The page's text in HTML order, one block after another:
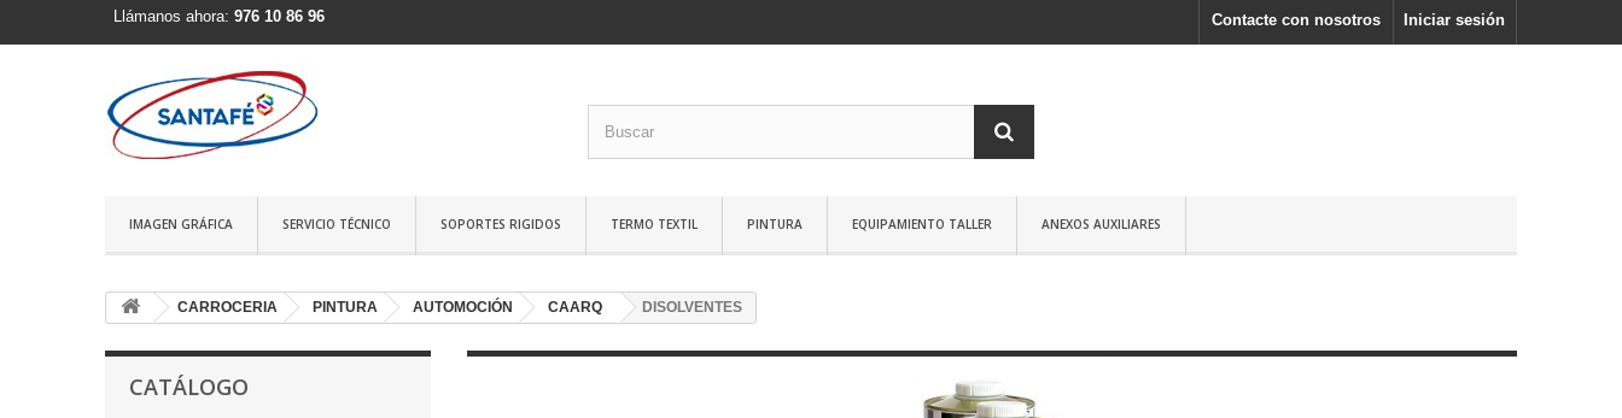
Iniciar sesión
Contacte con nosotros
Llámanos ahora: 976 10 86 96
IMAGEN GRÁFICA SERVICIO TÉCNICO SOPORTES RIGIDOS TERMO TEXTIL PINTURA EQUIPAMIENTO TALLER ANEXOS AUXILIARES
CARROCERIA PINTURA AUTOMOCIÓN CAARQ DISOLVENTES
CATÁLOGO